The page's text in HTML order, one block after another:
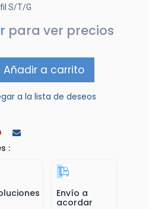
S/T/G
para ver precios
Añadir a carrito
a la lista de deseos
:
Envío a
acordar